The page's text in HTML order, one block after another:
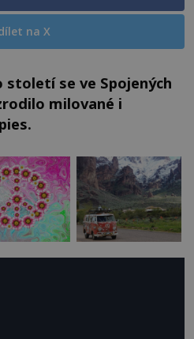
na X
století se ve Spojených
milované i